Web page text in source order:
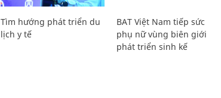
Tìm hướng phát triển du
lịch y tế
BAT Việt Nam tiếp sức
phụ nữ vùng biên giới
phát triển sinh kế